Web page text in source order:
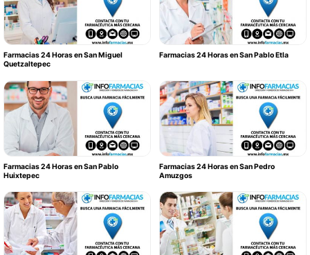
Farmacias 24 Horas en San Miguel
Quetzaltepec
Farmacias 24 Horas en San Pablo Etla
Farmacias 24 Horas en San Pablo
Huixtepec
Farmacias 24 Horas en San Pedro
Amuzgos